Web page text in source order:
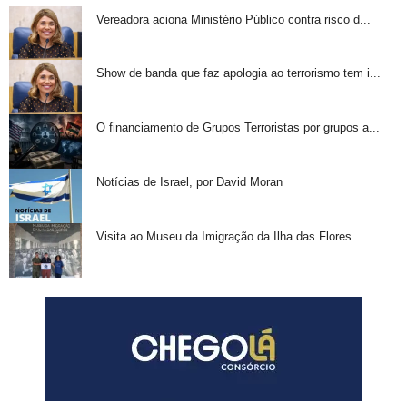
Vereadora aciona Ministério Público contra risco d...
Show de banda que faz apologia ao terrorismo tem i...
O financiamento de Grupos Terroristas por grupos a...
Notícias de Israel, por David Moran
Visita ao Museu da Imigração da Ilha das Flores